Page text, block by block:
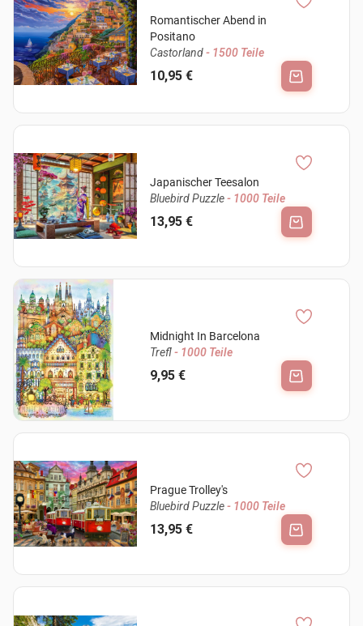
Romantischer Abend in
Positano
Castorland- 1500 Teile
10,95 €
Japanischer Teesalon
Bluebird Puzzle- 1000 Teile
13,95 €
Midnight In Barcelona
Trefl- 1000 Teile
9,95 €
Prague Trolley's
Bluebird Puzzle- 1000 Teile
13,95 €